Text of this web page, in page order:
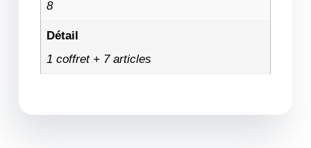
8
Détail
1 coffret + 7 articles